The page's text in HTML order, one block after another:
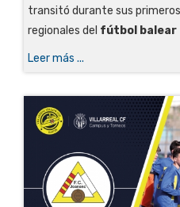
transitó durante sus
regionales del fútbol balear
Leer más ...